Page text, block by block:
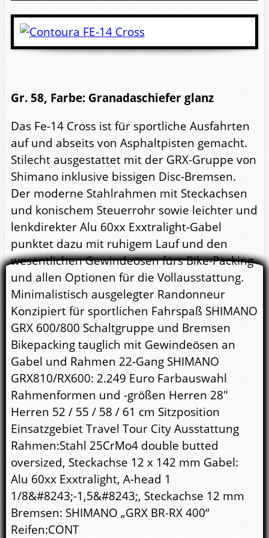
Gr. 58, Farbe: Granadaschiefer glanz
Das Fe-14 Cross ist für sportliche Ausfahrten
auf und abseits von Asphaltpisten gemacht.
Stilecht ausgestattet mit der GRX-Gruppe von
Shimano inklusive bissigen Disc-Bremsen.
Der moderne Stahlrahmen mit Steckachsen
und konischem Steuerrohr sowie leichter und
lenkdirekter Alu 60xx Exxtralight-Gabel
punktet dazu mit ruhigem Lauf und den
wesentlichen Gewindeösen fürs Bike-Packing
und allen Optionen für die Vollausstattung.
Minimalistisch ausgelegter Randonneur
Konzipiert für sportlichen Fahrspaß SHIMANO
GRX 600/800 Schaltgruppe und Bremsen
Bikepacking tauglich mit Gewindeösen an
Gabel und Rahmen 22-Gang SHIMANO
GRX810/RX600: 2.249 Euro Farbauswahl
Rahmenformen und -größen Herren 28"
Herren 52 / 55 / 58 / 61 cm Sitzposition
Einsatzgebiet Travel Tour City Ausstattung
Rahmen:Stahl 25CrMo4 double butted
oversized, Steckachse 12 x 142 mm Gabel:
Alu 60xx Exxtralight, A-head 1
1/8&#8243;-1,5&#8243;, Steckachse 12 mm
Bremsen: SHIMANO „GRX BR-RX 400“
Reifen:CONT